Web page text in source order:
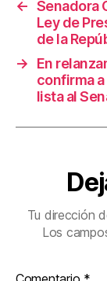
k
← Senadora
Ley de
de la
→
En
confirma
lista al
Tu dirección
Los